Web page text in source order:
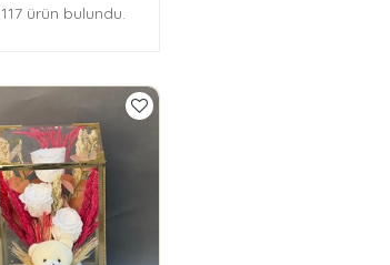
117 ürün bulundu.